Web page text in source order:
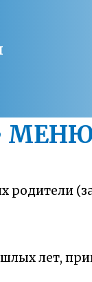
родители
лет,